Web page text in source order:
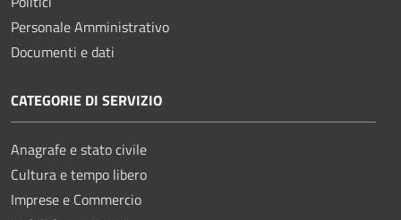
Personale Amministrativo
Documenti e dati
CATEGORIE DI SERVIZIO
Anagrafe e stato civile
Cultura e tempo libero
Imprese e Commercio